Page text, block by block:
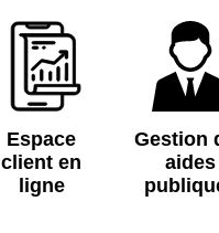
Espace
client en
ligne
Gestion
aides